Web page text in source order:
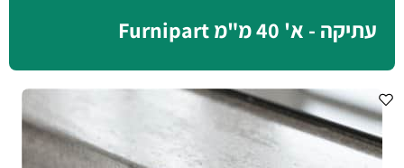
עתיקה - א' 40 מ"מ Furnipart